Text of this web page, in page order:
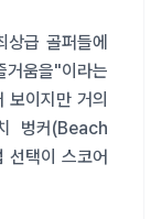
급 골퍼들에
거움을"이라는
보이지만 거의
벙커(Beach
선택이 스코어